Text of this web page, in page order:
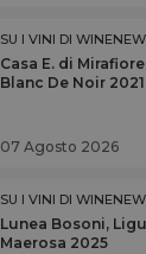
SU I VINI DI
Casa E. di
Blanc De Noir 2021
07 Agosto 2026
SU I VINI DI
Lunea Bosoni,
Maerosa 2025